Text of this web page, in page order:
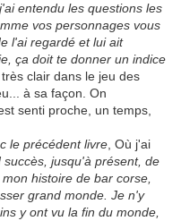
entendu les questions les
vos personnages vous
l'ai regardé et lui ait
ça doit te donner un indice
clair dans le jeu des
à sa façon. On
senti proche, un temps,
le précédent livre , Où j'ai
jusqu'à présent, de
histoire de bar corse,
grand monde. Je n'y
y ont vu la fin du monde,